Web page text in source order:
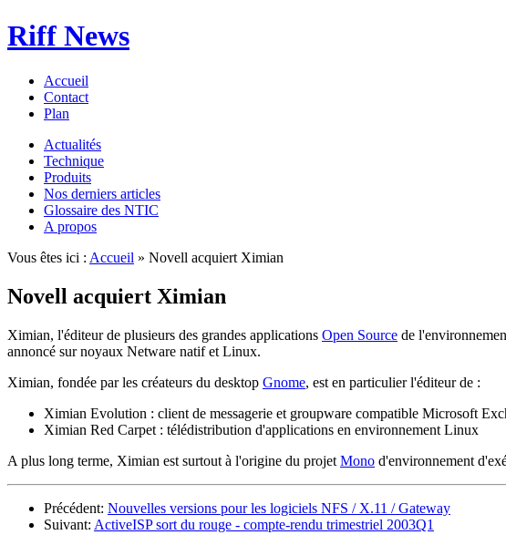
Riff News
Accueil
Contact
Plan
Actualités
Technique
Produits
Nos derniers articles
Glossaire des NTIC
A propos
Vous êtes ici : Accueil » Novell acquiert Ximian
Novell acquiert Ximian
Ximian, l'éditeur de plusieurs des grandes applications Open Source de
annoncé sur noyaux Netware natif et Linux.
Ximian, fondée par les créateurs du desktop Gnome, est en particulier l'éditeur de :
Ximian Evolution : client de messagerie et groupware compatible Microsoft
Ximian Red Carpet : télédistribution d'applications en environnement Linux
A plus long terme, Ximian est surtout à l'origine du projet Mono d'environnement
Précédent: Nouvelles versions pour les logiciels NFS / X.11 / Gateway
Suivant: ActiveISP sort du rouge - compte-rendu trimestriel 2003Q1